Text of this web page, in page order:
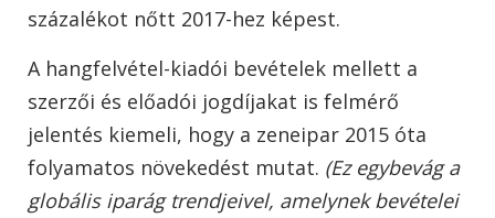
százalékot nőtt 2017-hez képest.
A hangfelvétel-kiadói bevételek mellett a
szerzői és előadói jogdíjakat is felmérő
jelentés kiemeli, hogy a zeneipar 2015 óta
folyamatos növekedést mutat. (Ez egybevág a
globális iparág trendjeivel, amelynek bevételei